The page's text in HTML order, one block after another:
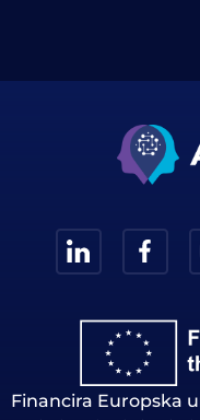
Financira Europska